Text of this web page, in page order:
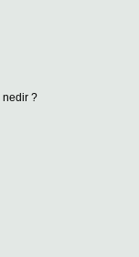
nedir ?